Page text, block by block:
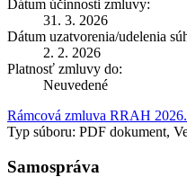
Dátum účinnosti zmluvy:
31. 3. 2026
Dátum uzatvorenia/udelenia
2. 2. 2026
Platnosť zmluvy do:
Neuvedené
Rámcová zmluva RRAH
Typ súboru: PDF dokument,
Samospráva